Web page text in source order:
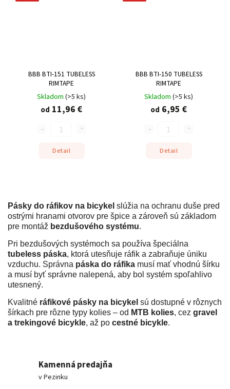
BBB BTI-151 TUBELESS
RIMTAPE
Skladom (>5 ks)
od 11,96 €
Detail
BBB BTI-150 TUBELESS
RIMTAPE
Skladom (>5 ks)
od 6,95 €
Detail
Pásky do ráfikov na bicykel slúžia na ochranu duše pred
ostrými hranami otvorov pre špice a zároveň sú základom
pre montáž bezdušového systému.
Pri bezdušových systémoch sa používa špeciálna
tubeless páska, ktorá utesňuje ráfik a zabraňuje úniku
vzduchu. Správna páska do ráfika musí mať vhodnú šírku
a musí byť správne nalepená, aby bol systém spoľahlivo
utesnený.
Kvalitné ráfikové pásky na bicykel sú dostupné v rôznych
šírkach pre rôzne typy kolies – od MTB kolies, cez gravel
a trekingové bicykle, až po cestné bicykle.
Kamenná predajňa
v Pezinku